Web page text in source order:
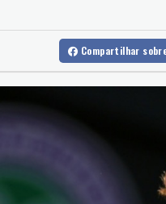
Espanha impõe controles
De la Espriella chega ao
Milhares marcham na
Europa se prepara para
Compartilhar